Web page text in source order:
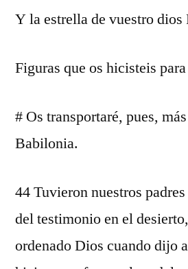
Y la estrella de vuestro dios
Figuras que os hicisteis
# Os transportaré, pues,
Babilonia.
44 Tuvieron nuestros
del testimonio en el
ordenado Dios cuando dijo